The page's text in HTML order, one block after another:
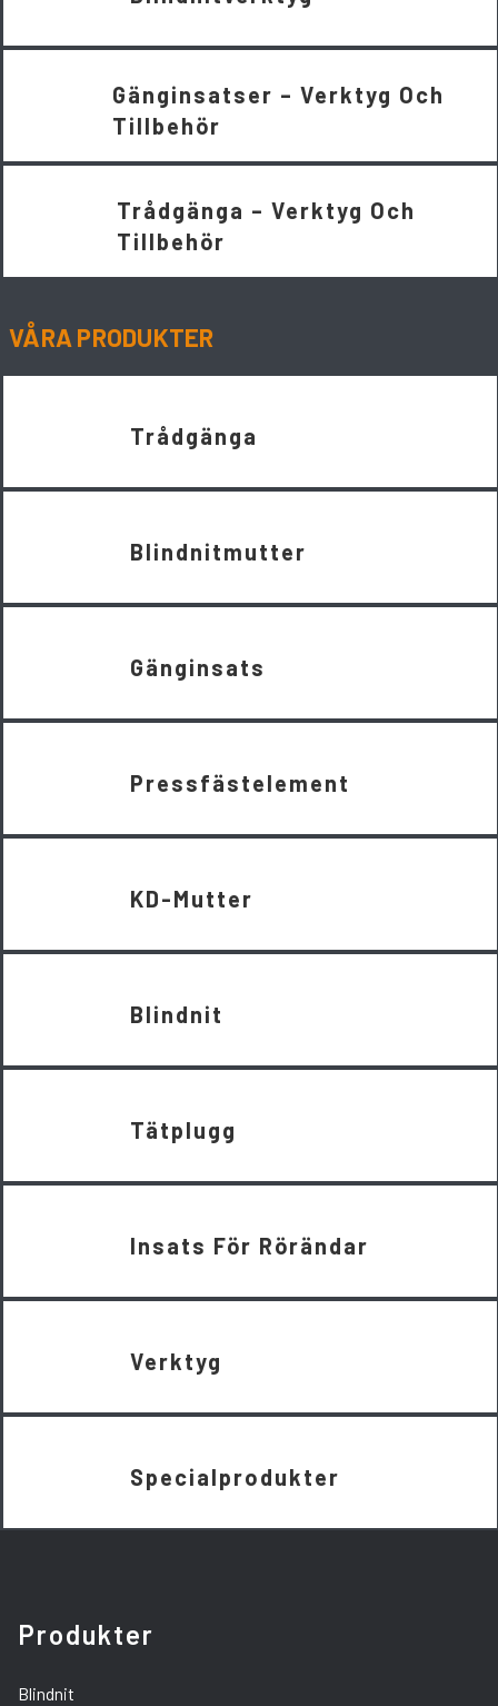
Gänginsatser – Verktyg Och
Tillbehör
Trådgänga – Verktyg Och
Tillbehör
VÅRA PRODUKTER
Trådgänga
Blindnitmutter
Gänginsats
Pressfästelement
KD-Mutter
Blindnit
Tätplugg
Insats För Rörändar
Verktyg
Specialprodukter
Produkter
Blindnit